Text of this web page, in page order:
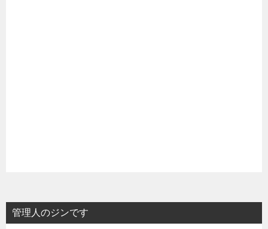
管理人のジンです